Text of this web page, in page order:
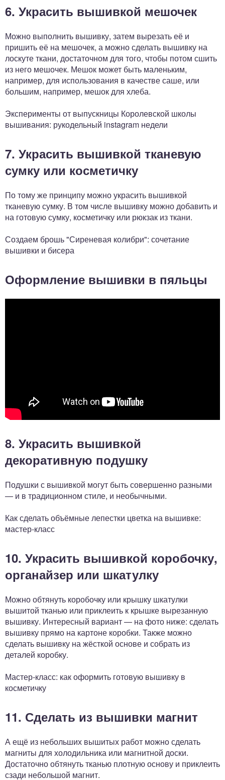
6. Украсить вышивкой мешочек
Можно выполнить вышивку, затем вырезать её и
пришить её на мешочек, а можно сделать вышивку на
лоскуте ткани, достаточном для того, чтобы потом сшить
из него мешочек. Мешок может быть маленьким,
например, для использования в качестве саше, или
большим, например, мешок для хлеба.
Эксперименты от выпускницы Королевской школы
вышивания: рукодельный instagram недели
7. Украсить вышивкой тканевую
сумку или косметичку
По тому же принципу можно украсить вышивкой
тканевую сумку. В том числе вышивку можно добавить и
на готовую сумку, косметичку или рюкзак из ткани.
Создаем брошь "Сиреневая колибри": сочетание
вышивки и бисера
Оформление вышивки в пяльцы
8. Украсить вышивкой
декоративную подушку
Подушки с вышивкой могут быть совершенно разными
— и в традиционном стиле, и необычными.
Как сделать объёмные лепестки цветка на вышивке:
мастер-класс
10. Украсить вышивкой коробочку,
органайзер или шкатулку
Можно обтянуть коробочку или крышку шкатулки
вышитой тканью или приклеить к крышке вырезанную
вышивку. Интересный вариант — на фото ниже: сделать
вышивку прямо на картоне коробки. Также можно
сделать вышивку на жёсткой основе и собрать из
деталей коробку.
Мастер-класс: как оформить готовую вышивку в
косметичку
11. Сделать из вышивки магнит
А ещё из небольших вышитых работ можно сделать
магниты для холодильника или магнитной доски.
Достаточно обтянуть тканью плотную основу и приклеить
сзади небольшой магнит.